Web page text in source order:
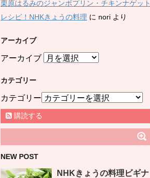
栗原はるみのジャンボプリン・チキンナゲット
レシピ！NHKきょうの料理 に nori より
アーカイブ
アーカイブ
カテゴリー
カテゴリー
購読する
NEW POST
NHKきょうの料理ビギナ